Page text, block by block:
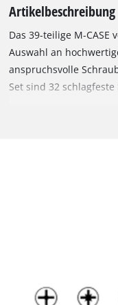
Artikelbeschreibung
Das 39-teilige M-
Auswahl an
anspruchsvolle
Set sind 32
2x PZ3 / H3 / H4 / H5 /
Größen 6 und 8 mm.